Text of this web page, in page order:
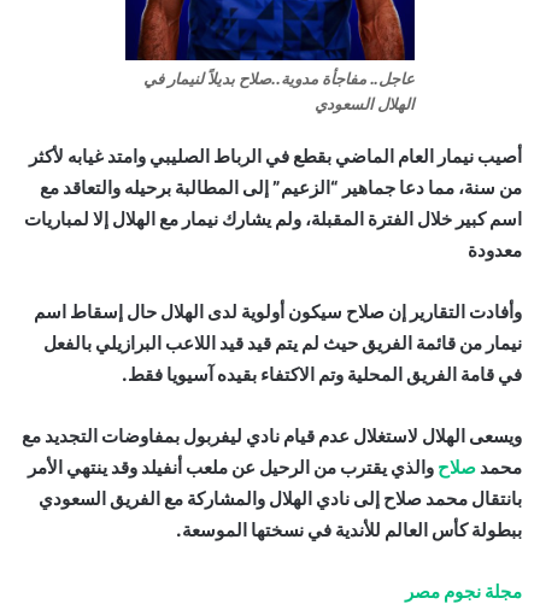
عاجل.. مفاجأة مدوية..صلاح بديلاً لنيمار في
الهلال السعودي
أصيب نيمار العام الماضي بقطع في الرباط الصليبي وامتد غيابه لأكثر
من سنة، مما دعا جماهير “الزعيم” إلى المطالبة برحيله والتعاقد مع
اسم كبير خلال الفترة المقبلة، ولم يشارك نيمار مع الهلال إلا لمباريات
معدودة
وأفادت التقارير إن صلاح سيكون أولوية لدى الهلال حال إسقاط اسم
نيمار من قائمة الفريق حيث لم يتم قيد قيد اللاعب البرازيلي بالفعل
في قامة الفريق المحلية وتم الاكتفاء بقيده آسيويا فقط.
ويسعى الهلال لاستغلال عدم قيام نادي ليفربول بمفاوضات التجديد مع
محمد صلاح والذي يقترب من الرحيل عن ملعب أنفيلد وقد ينتهي الأمر
بانتقال محمد صلاح إلى نادي الهلال والمشاركة مع الفريق السعودي
ببطولة كأس العالم للأندية في نسختها الموسعة.
مجلة نجوم مصر